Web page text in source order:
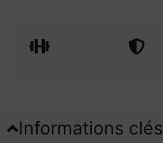
Informations clés